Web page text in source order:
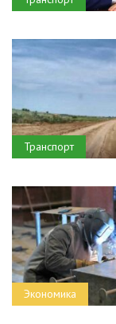
Транспорт
Экономика